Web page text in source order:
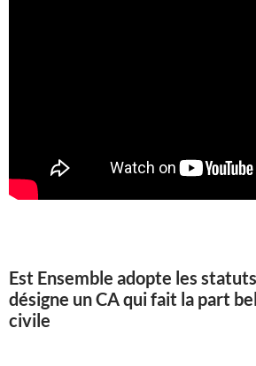
Est Ensemble adopte les
désigne un CA qui fait la part
civile